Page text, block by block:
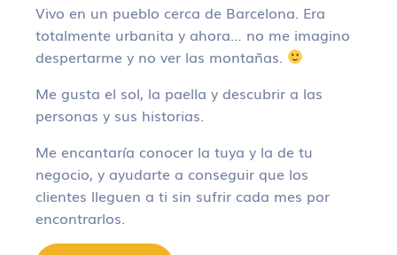
Vivo en un pueblo cerca de Barcelona. Era
totalmente urbanita y ahora… no me imagino
despertarme y no ver las montañas.
Me gusta el sol, la paella y descubrir a las
personas y sus historias.
Me encantaría conocer la tuya y la de tu
negocio, y ayudarte a conseguir que los
clientes lleguen a ti sin sufrir cada mes por
encontrarlos.